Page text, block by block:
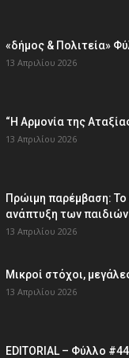
«δήμος & Πολιτεία»
13 Απριλίου 2026
“Η Αρμονία της
13 Απριλίου 2026
Πρώιμη παρέμβαση: Το
ανάπτυξη των
13 Απριλίου 2026
Μικροί στόχοι,
13 Απριλίου 2026
EDITORIAL – Φύλλο #44